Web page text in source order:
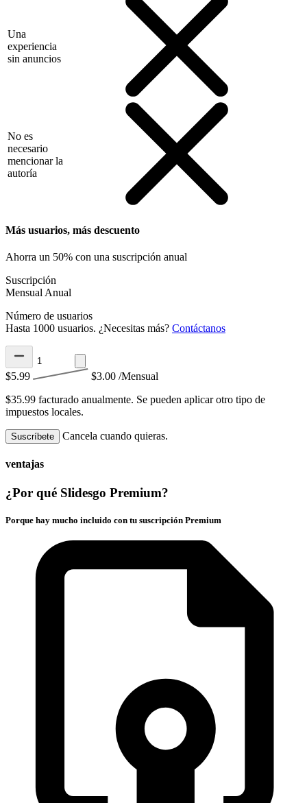
Una
experiencia
sin anuncios
No es
necesario
mencionar la
autoría
Más usuarios, más descuento
Ahorra un 50% con una suscripción anual
Suscripción
Mensual Anual
Número de usuarios
Hasta 1000 usuarios. ¿Necesitas más? Contáctanos
$5.99 $3.00 /Mensual
$35.99 facturado anualmente. Se pueden aplicar otro tipo de
impuestos locales.
Suscríbete Cancela cuando quieras.
ventajas
¿Por qué Slidesgo Premium?
Porque hay mucho incluido con tu suscripción Premium